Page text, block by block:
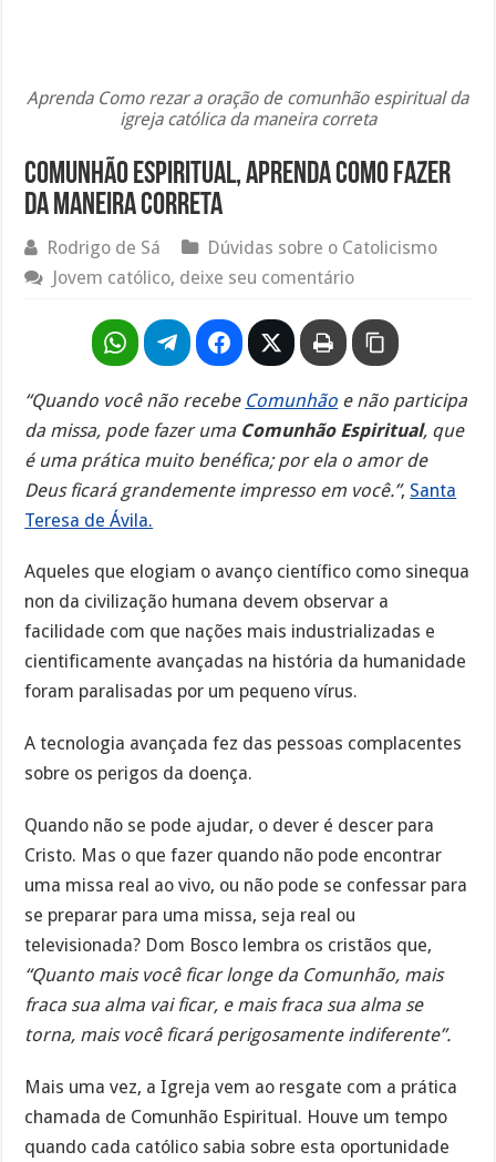
Aprenda Como rezar a oração de comunhão espiritual da
igreja católica da maneira correta
Comunhão Espiritual, aprenda como fazer
da maneira correta
Rodrigo de Sá
Dúvidas sobre o Catolicismo
Jovem católico, deixe seu comentário
“Quando você não recebe Comunhão e não participa
da missa, pode fazer uma Comunhão Espiritual, que
é uma prática muito benéfica; por ela o amor de
Deus ficará grandemente impresso em você.”, Santa
Teresa de Ávila.
Aqueles que elogiam o avanço científico como sinequa
non da civilização humana devem observar a
facilidade com que nações mais industrializadas e
cientificamente avançadas na história da humanidade
foram paralisadas por um pequeno vírus.
A tecnologia avançada fez das pessoas complacentes
sobre os perigos da doença.
Quando não se pode ajudar, o dever é descer para
Cristo. Mas o que fazer quando não pode encontrar
uma missa real ao vivo, ou não pode se confessar para
se preparar para uma missa, seja real ou
televisionada? Dom Bosco lembra os cristãos que,
“Quanto mais você ficar longe da Comunhão, mais
fraca sua alma vai ficar, e mais fraca sua alma se
torna, mais você ficará perigosamente indiferente”.
Mais uma vez, a Igreja vem ao resgate com a prática
chamada de Comunhão Espiritual. Houve um tempo
quando cada católico sabia sobre esta oportunidade